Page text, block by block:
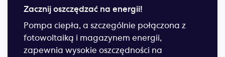
Zacznij oszczędzać na energii!
Pompa ciepła, a szczególnie połączona z
fotowoltaiką i magazynem energii,
zapewnia wysokie oszczędności na